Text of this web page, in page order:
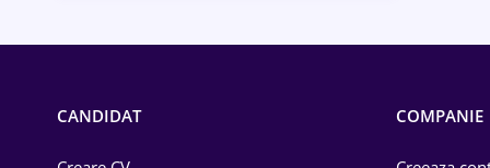
CANDIDAT COMPANIE